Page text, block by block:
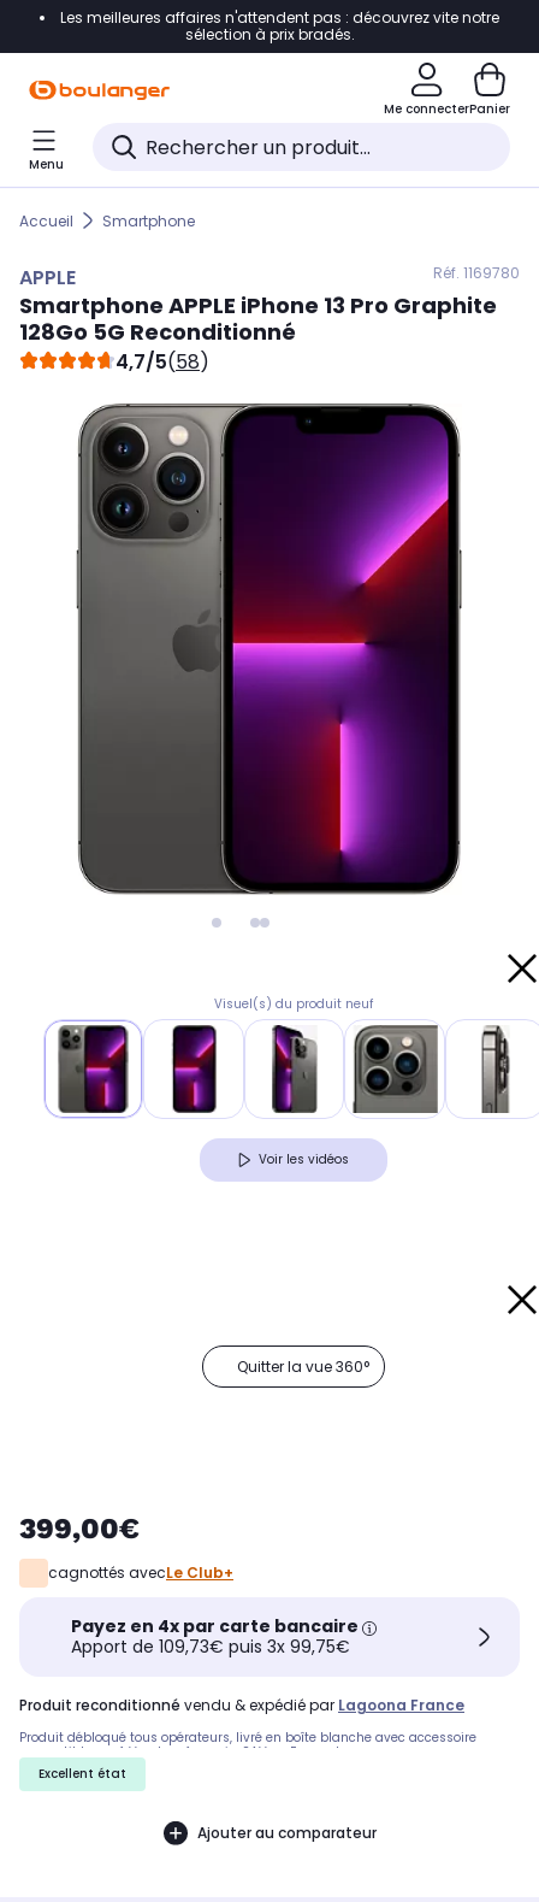
Accéder directement à la navigation
Accéder directement au pied de page
Accéder directement au chatbot
Les meilleures affaires n'attendent pas : découvrez vite notre
sélection à prix bradés.
Me connecterPanier
Menu
Accueil Smartphone
APPLE Réf. 1169780
Smartphone APPLE iPhone 13 Pro Graphite
128Go 5G Reconditionné
4,7/5(58)
Visuel(s) du produit neuf
Voir les vidéos
Quitter la vue 360°
399,00€
cagnottés avecLe Club+
Payez en 4x par carte bancaire
Apport de 109,73€ puis 3x 99,75€
produit reconditionné vendu & expédié par Lagoona France
Produit débloqué tous opérateurs, livré en boîte blanche avec accessoire
compatible neuf. Vendeur français, SAV en France !
Excellent état
Ajouter au comparateur